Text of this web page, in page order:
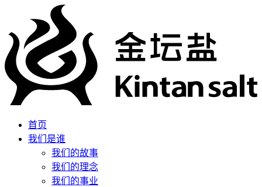
首页
我们是谁
我们的故事
我们的理念
我们的事业